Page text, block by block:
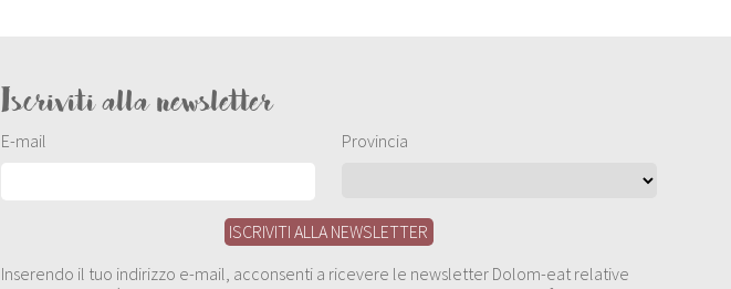
Iscriviti alla newsletter
E-mail Provincia
Inserendo il tuo indirizzo e-mail, acconsenti a ricevere le newsletter Dolom-eat relative